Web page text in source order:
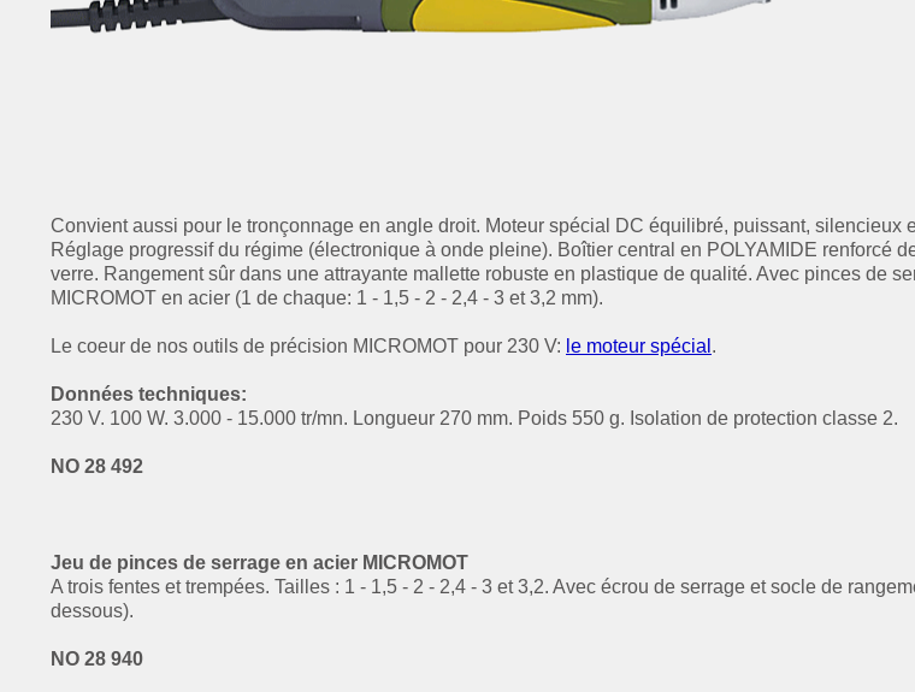
Convient aussi pour le tronçonnage en angle droit. Moteur spécial DC équilibré, puissant, silencieux
Réglage progressif du régime (électronique à onde pleine). Boîtier central en POLYAMIDE renforcé
verre. Rangement sûr dans une attrayante mallette robuste en plastique de qualité. Avec pinces de
MICROMOT en acier (1 de chaque: 1 - 1,5 - 2 - 2,4 - 3 et 3,2 mm).
Le coeur de nos outils de précision MICROMOT pour 230 V: le moteur spécial .
Données techniques:
230 V. 100 W. 3.000 - 15.000 tr/mn. Longueur 270 mm. Poids 550 g. Isolation de protection classe 2.
NO 28 492
Jeu de pinces de serrage en acier MICROMOT
A trois fentes et trempées. Tailles : 1 - 1,5 - 2 - 2,4 - 3 et 3,2. Avec écrou de serrage et socle de
dessous).
NO 28 940